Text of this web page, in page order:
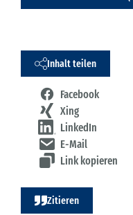
Inhalt teilen
Facebook
Xing
LinkedIn
E-Mail
Link kopieren
Zitieren